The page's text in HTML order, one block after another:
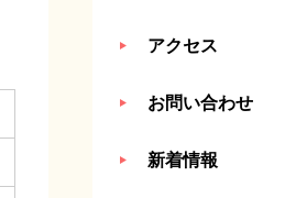
アクセス
お問い合わせ
新着情報